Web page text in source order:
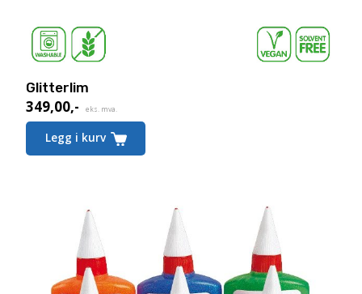
Glitterlim
349,00,- eks. mva.
Legg i kurv